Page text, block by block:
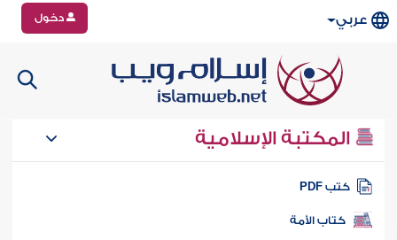
عربي دخول
المكتبة الإسلامية
كتب PDF